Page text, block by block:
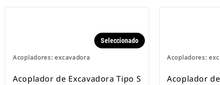
Acopladores: excavadora
Seleccionado
Acoplador de Excavadora Tipo S
Acopladores:
Acoplador